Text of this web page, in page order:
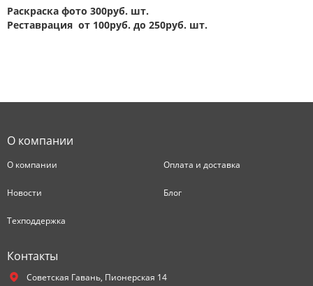
Раскраска фото 300руб. шт.
Реставрация от 100руб. до 250руб. шт.
О компании
О компании Оплата и доставка
Новости Блог
Техподдержка
Контакты
Советская Гавань, Пионерская 14